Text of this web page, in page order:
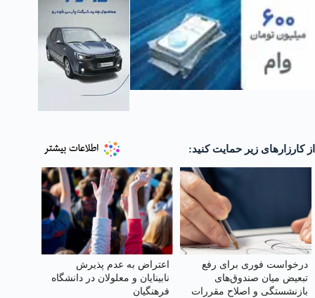
از کارزارهای زیر حمایت کنید:
درخواست فوری برای رفع
تبعیض میان صندوق‌های
بازنشستگی و اصلاح مقررات
اعتراض به عدم پذیرش
نابینایان و معلولان در دانشگاه
فرهنگیان